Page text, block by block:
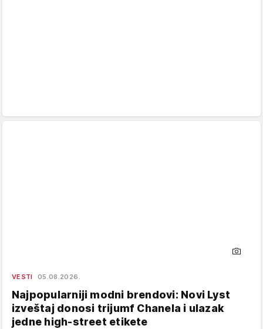
VESTI 05.08.2026.
Najpopularniji modni brendovi: Novi Lyst
izveštaj donosi trijumf Chanela i ulazak
jedne high-street etikete